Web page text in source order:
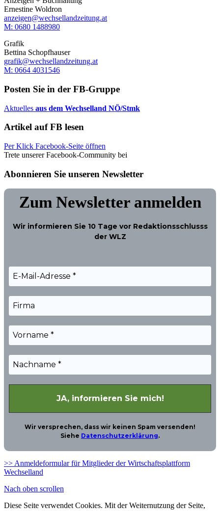
Ernestine Woldron
anzeigen@wechsellandzeitung.at
M: ‭0680 1488980‬
Grafik
Bettina Schopfhauser
grafik@wechsellandzeitung.at
M: 0664 4031546
Posten Sie in der FB-Gruppe
Aktuelles aus dem Wechselland NÖ/Stmk
Artikel auf FB lesen
Per Klick Facebook-Seite öffnen
Trete unserer Facebook-Community bei
Abonnieren Sie unseren Newsletter
Zum Newsletter anmelden
Wir informieren Sie 10 Tage vor Redaktionsschlusss
der WLZ
Wir versprechen, dass wir keinen Spam versenden!
Siehe Datenschutzerklärung.
>> Anmeldeformular für Mitglieder der Wirtschaftsplattform
Wechselland
Nach oben scrollen
Diese Seite verwendet Cookies. Mit der Weiternutzung der Seite,